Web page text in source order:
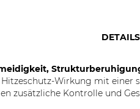
DETAILS
Wirkung mit einer
zusätzliche Kontrolle und